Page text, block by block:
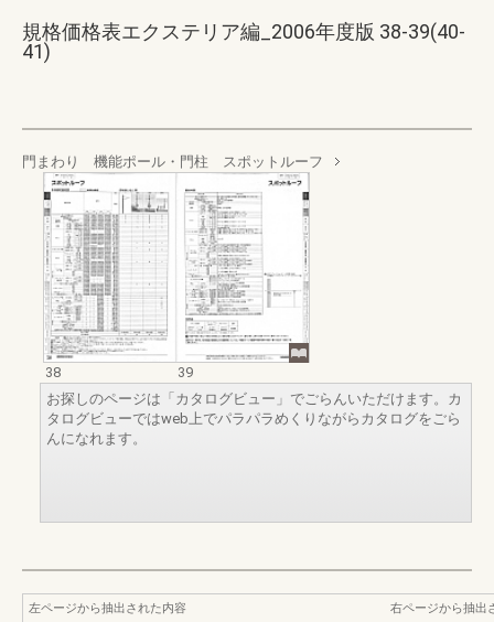
規格価格表エクステリア編_2006年度版 38-39(40-
41)
門まわり 機能ポール・門柱 スポットルーフ
38
39
お探しのページは「カタログビュー」でごらんいただけます。カ
タログビューではweb上でパラパラめくりながらカタログをごら
んになれます。
左ページから抽出された内容
右ページから抽出